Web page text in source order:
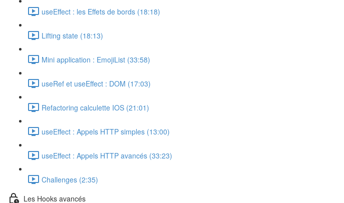
useEffect : les Effets de bords (18:18)
Lifting state (18:13)
Mini application : EmojiList (33:58)
useRef et useEffect : DOM (17:03)
Refactoring calculette IOS (21:01)
useEffect : Appels HTTP simples (13:00)
useEffect : Appels HTTP avancés (33:23)
Challenges (2:35)
Les Hooks avancés